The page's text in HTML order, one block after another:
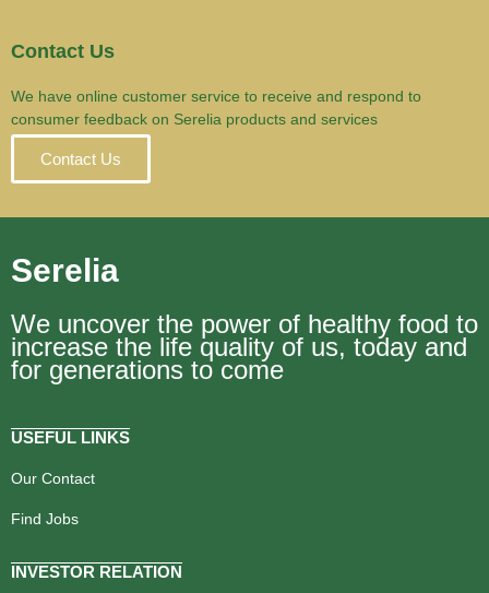
Contact Us
We have online customer service to receive and respond to
consumer feedback on Serelia products and services
Contact Us
Serelia
We uncover the power of healthy food to
increase the life quality of us, today and
for generations to come
USEFUL LINKS
Our Contact
Find Jobs
INVESTOR RELATION